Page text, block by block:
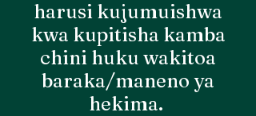
harusi kujumuishwa
kwa kupitisha kamba
chini huku wakitoa
baraka/maneno ya
hekima.